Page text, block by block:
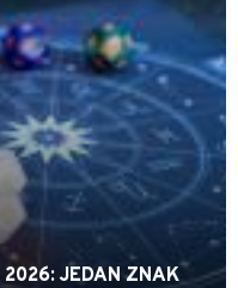
2026: JEDAN ZNAK